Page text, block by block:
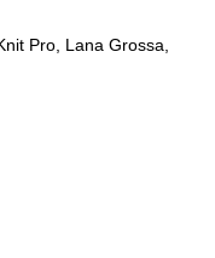
Pro, Lana Grossa,